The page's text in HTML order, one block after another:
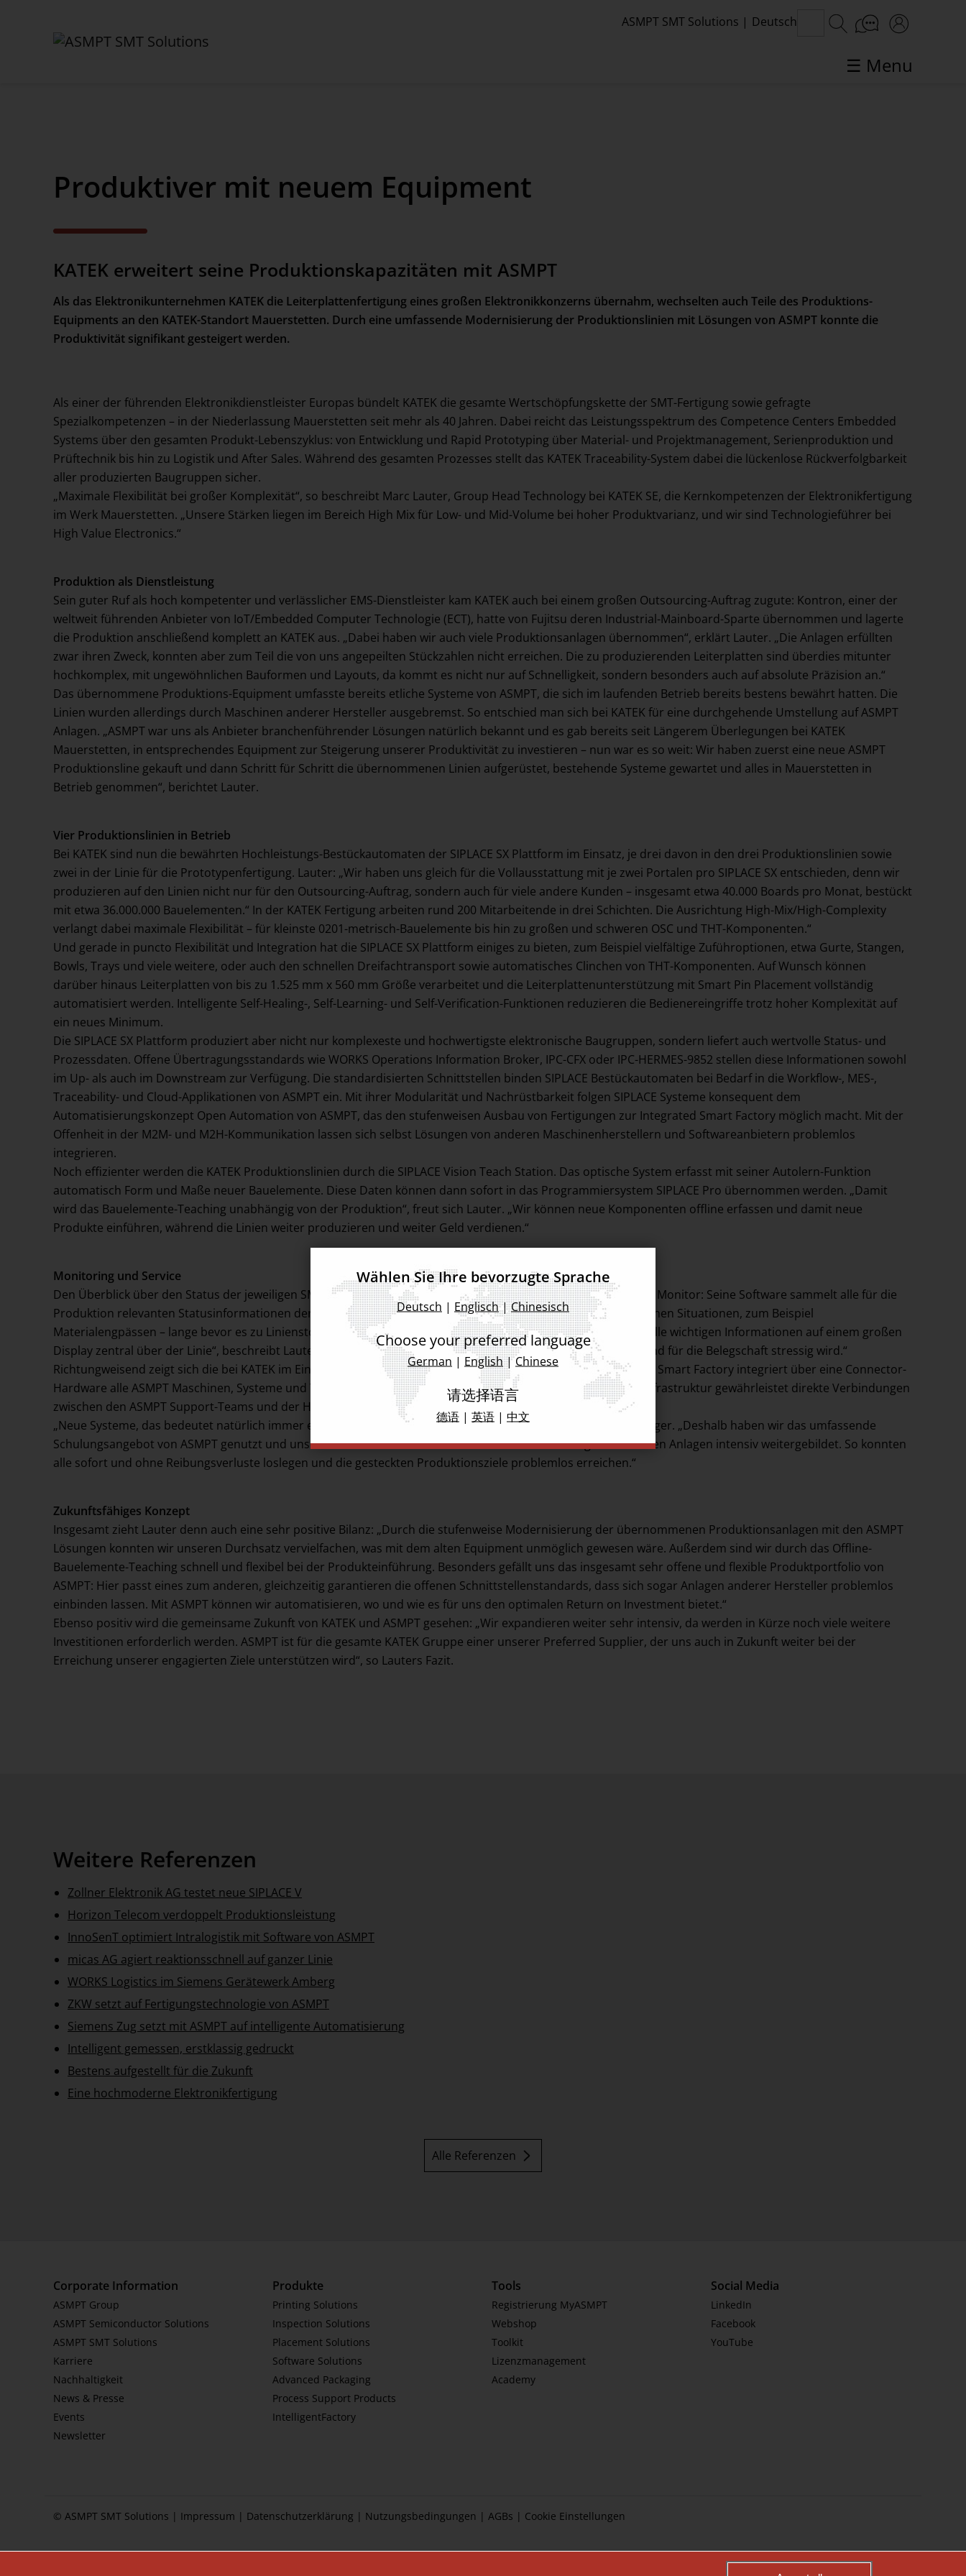
ASMPT SMT Solutions | Deutsch
☰ Menu
Aktuelles
Newsletter
Produktiver mit neuem Equipment
KATEK erweitert seine Produktionskapazitäten mit ASMPT
Als das Elektronikunternehmen KATEK die Leiterplattenfertigung eines großen Elektronikkonzerns übernahm, wechselten auch Teile des Produktions-
Equipments an den KATEK-Standort Mauerstetten. Durch eine umfassende Modernisierung der Produktionslinien mit Lösungen von ASMPT konnte die
Produktivität signifikant gesteigert werden.
Als einer der führenden Elektronikdienstleister Europas bündelt KATEK die gesamte Wertschöpfungskette der SMT-Fertigung sowie gefragte
Spezialkompetenzen – in der Niederlassung Mauerstetten seit mehr als 40 Jahren. Dabei reicht das Leistungsspektrum des Competence Centers Embedded
Systems über den gesamten Produkt-Lebenszyklus: von Entwicklung und Rapid Prototyping über Material- und Projektmanagement, Serienproduktion und
Prüftechnik bis hin zu Logistik und After Sales. Während des gesamten Prozesses stellt das KATEK Traceability-System dabei die lückenlose Rückverfolgbarkeit
aller produzierten Baugruppen sicher.
„Maximale Flexibilität bei großer Komplexität“, so beschreibt Marc Lauter, Group Head Technology bei KATEK SE, die Kernkompetenzen der Elektronikfertigung
im Werk Mauerstetten. „Unsere Stärken liegen im Bereich High Mix für Low- und Mid-Volume bei hoher Produktvarianz, und wir sind Technologieführer bei
High Value Electronics.“
Produktion als Dienstleistung
Sein guter Ruf als hoch kompetenter und verlässlicher EMS-Dienstleister kam KATEK auch bei einem großen Outsourcing-Auftrag zugute: Kontron, einer der
weltweit führenden Anbieter von IoT/Embedded Computer Technologie (ECT), hatte von Fujitsu deren Industrial-Mainboard-Sparte übernommen und lagerte
die Produktion anschließend komplett an KATEK aus. „Dabei haben wir auch viele Produktionsanlagen übernommen“, erklärt Lauter. „Die Anlagen erfüllten
zwar ihren Zweck, konnten aber zum Teil die von uns angepeilten Stückzahlen nicht erreichen. Die zu produzierenden Leiterplatten sind überdies mitunter
hochkomplex, mit ungewöhnlichen Bauformen und Layouts, da kommt es nicht nur auf Schnelligkeit, sondern besonders auch auf absolute Präzision an.“
Das übernommene Produktions-Equipment umfasste bereits etliche Systeme von ASMPT, die sich im laufenden Betrieb bereits bestens bewährt hatten. Die
Linien wurden allerdings durch Maschinen anderer Hersteller ausgebremst. So entschied man sich bei KATEK für eine durchgehende Umstellung auf ASMPT
Anlagen. „ASMPT war uns als Anbieter branchenführender Lösungen natürlich bekannt und es gab bereits seit Längerem Überlegungen bei KATEK
Mauerstetten, in entsprechendes Equipment zur Steigerung unserer Produktivität zu investieren – nun war es so weit: Wir haben zuerst eine neue ASMPT
Produktionsline gekauft und dann Schritt für Schritt die übernommenen Linien aufgerüstet, bestehende Systeme gewartet und alles in Mauerstetten in
Betrieb genommen“, berichtet Lauter.
Vier Produktionslinien in Betrieb
Bei KATEK sind nun die bewährten Hochleistungs-Bestückautomaten der SIPLACE SX Plattform im Einsatz, je drei davon in den drei Produktionslinien sowie
zwei in der Linie für die Prototypenfertigung. Lauter: „Wir haben uns gleich für die Vollausstattung mit je zwei Portalen pro SIPLACE SX entschieden, denn wir
produzieren auf den Linien nicht nur für den Outsourcing-Auftrag, sondern auch für viele andere Kunden – insgesamt etwa 40.000 Boards pro Monat, bestückt
mit etwa 36.000.000 Bauelementen.“ In der KATEK Fertigung arbeiten rund 200 Mitarbeitende in drei Schichten. Die Ausrichtung High-Mix/High-Complexity
verlangt dabei maximale Flexibilität – für kleinste 0201-metrisch-Bauelemente bis hin zu großen und schweren OSC und THT-Komponenten.“
Und gerade in puncto Flexibilität und Integration hat die SIPLACE SX Plattform einiges zu bieten, zum Beispiel vielfältige Zuführoptionen, etwa Gurte, Stangen,
Bowls, Trays und viele weitere, oder auch den schnellen Dreifachtransport sowie automatisches Clinchen von THT-Komponenten. Auf Wunsch können
darüber hinaus Leiterplatten von bis zu 1.525 mm x 560 mm Größe verarbeitet und die Leiterplattenunterstützung mit Smart Pin Placement vollständig
automatisiert werden. Intelligente Self-Healing-, Self-Learning- und Self-Verification-Funktionen reduzieren die Bedienereingriffe trotz hoher Komplexität auf
ein neues Minimum.
Die SIPLACE SX Plattform produziert aber nicht nur komplexeste und hochwertigste elektronische Baugruppen, sondern liefert auch wertvolle Status- und
Prozessdaten. Offene Übertragungsstandards wie WORKS Operations Information Broker, IPC-CFX oder IPC-HERMES-9852 stellen diese Informationen sowohl
im Up- als auch im Downstream zur Verfügung. Die standardisierten Schnittstellen binden SIPLACE Bestückautomaten bei Bedarf in die Workflow-, MES-,
Traceability- und Cloud-Applikationen von ASMPT ein. Mit ihrer Modularität und Nachrüstbarkeit folgen SIPLACE Systeme konsequent dem
Automatisierungskonzept Open Automation von ASMPT, das den stufenweisen Ausbau von Fertigungen zur Integrated Smart Factory möglich macht. Mit der
Offenheit in der M2M- und M2H-Kommunikation lassen sich selbst Lösungen von anderen Maschinenherstellern und Softwareanbietern problemlos
integrieren.
Noch effizienter werden die KATEK Produktionslinien durch die SIPLACE Vision Teach Station. Das optische System erfasst mit seiner Autolern-Funktion
automatisch Form und Maße neuer Bauelemente. Diese Daten können dann sofort in das Programmiersystem SIPLACE Pro übernommen werden. „Damit
wird das Bauelemente-Teaching unabhängig von der Produktion“, freut sich Lauter. „Wir können neue Komponenten offline erfassen und damit neue
Produkte einführen, während die Linien weiter produzieren und weiter Geld verdienen.“
Monitoring und Service
Den Überblick über den Status der jeweiligen SMT-Linie behält man am Standort Mauerstetten mit WORKS Line Monitor: Seine Software sammelt alle für die
Produktion relevanten Statusinformationen der SIPLACE Bestückautomaten. Ampelanzeigen warnen vor kritischen Situationen, zum Beispiel
Materialengpässen – lange bevor es zu Linienstopps kommt. „WORKS Line Monitor liefert den Mitarbeitenden alle wichtigen Informationen auf einem großen
Display zentral über der Linie“, beschreibt Lauter. „So können wir sofort eingreifen, bevor es für KATEK teuer und für die Belegschaft stressig wird.“
Richtungweisend zeigt sich die bei KATEK im Einsatz befindliche Produktionstechnik auch beim Service: Remote Smart Factory integriert über eine Connector-
Hardware alle ASMPT Maschinen, Systeme und Tools in einem separaten LAN. Eine weltweite, hochsichere IT-Infrastruktur gewährleistet direkte Verbindungen
zwischen den ASMPT Support-Teams und der Hardware wie auch mit den Technikern vor Ort.
„Neue Systeme, das bedeutet natürlich immer eine gewisse Umstellung für das Team“, betont der KATEK-Manager. „Deshalb haben wir das umfassende
Schulungsangebot von ASMPT genutzt und unsere Mitarbeitenden im Rahmen der Modernisierung für die neuen Anlagen intensiv weitergebildet. So konnten
alle sofort und ohne Reibungsverluste loslegen und die gesteckten Produktionsziele problemlos erreichen.“
Zukunftsfähiges Konzept
Insgesamt zieht Lauter denn auch eine sehr positive Bilanz: „Durch die stufenweise Modernisierung der übernommenen Produktionsanlagen mit den ASMPT
Lösungen konnten wir unseren Durchsatz vervielfachen, was mit dem alten Equipment unmöglich gewesen wäre. Außerdem sind wir durch das Offline-
Bauelemente-Teaching schnell und flexibel bei der Produkteinführung. Besonders gefällt uns das insgesamt sehr offene und flexible Produktportfolio von
ASMPT: Hier passt eines zum anderen, gleichzeitig garantieren die offenen Schnittstellenstandards, dass sich sogar Anlagen anderer Hersteller problemlos
einbinden lassen. Mit ASMPT können wir automatisieren, wo und wie es für uns den optimalen Return on Investment bietet.“
Ebenso positiv wird die gemeinsame Zukunft von KATEK und ASMPT gesehen: „Wir expandieren weiter sehr intensiv, da werden in Kürze noch viele weitere
Investitionen erforderlich werden. ASMPT ist für die gesamte KATEK Gruppe einer unserer Preferred Supplier, der uns auch in Zukunft weiter bei der
Erreichung unserer engagierten Ziele unterstützen wird“, so Lauters Fazit.
Weitere Referenzen
Zollner Elektronik AG testet neue SIPLACE V
Horizon Telecom verdoppelt Produktionsleistung
InnoSenT optimiert Intralogistik mit Software von ASMPT
micas AG agiert reaktionsschnell auf ganzer Linie
WORKS Logistics im Siemens Gerätewerk Amberg
ZKW setzt auf Fertigungstechnologie von ASMPT
Siemens Zug setzt mit ASMPT auf intelligente Automatisierung
Intelligent gemessen, erstklassig gedruckt
Bestens aufgestellt für die Zukunft
Eine hochmoderne Elektronikfertigung
Alle Referenzen
Corporate Information
ASMPT Group
ASMPT Semiconductor Solutions
ASMPT SMT Solutions
Karriere
Nachhaltigkeit
News & Presse
Events
Newsletter
Produkte
Printing Solutions
Inspection Solutions
Placement Solutions
Software Solutions
Advanced Packaging
Process Support Products
IntelligentFactory
Tools
Registrierung MyASMPT
Webshop
Toolkit
Lizenzmanagement
Academy
Social Media
LinkedIn
Facebook
YouTube
© ASMPT SMT Solutions | Impressum | Datenschutzerklärung | Nutzungsbedingungen | AGBs | Cookie Einstellungen
Wählen Sie Ihre bevorzugte Sprache
Deutsch | Englisch|Chinesisch
Choose your preferred language
German | English|Chinese
请选择语言
德语 | 英语 | 中文